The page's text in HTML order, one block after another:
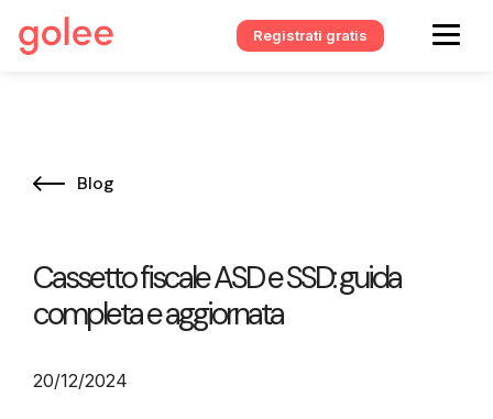
Registrati gratis
Blog
Cassetto fiscale ASD e SSD: guida
completa e aggiornata
20/12/2024